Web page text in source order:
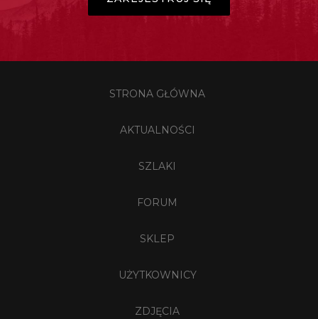
STRONA GŁÓWNA
AKTUALNOŚCI
SZLAKI
FORUM
SKLEP
UŻYTKOWNICY
ZDJĘCIA